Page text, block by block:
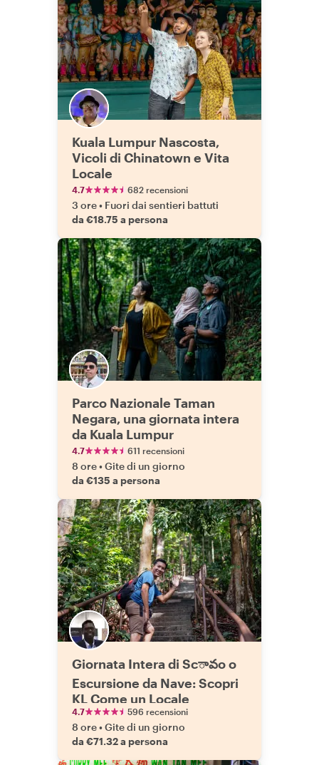
Kuala Lumpur Nascosta,
Vicoli di Chinatown e Vita
Locale
4.7 682 recensioni
3 ore• Fuori dai sentieri battuti
da €18.75 a persona
Parco Nazionale Taman
Negara, una giornata intera
da Kuala Lumpur
4.7 611 recensioni
8 ore•Gite di un giorno
da €135 a persona
Giornata Intera di Scావo o
Escursione da Nave: Scopri
KL Come un Locale
4.7 596 recensioni
8 ore•Gite di un giorno
da €71.32 a persona